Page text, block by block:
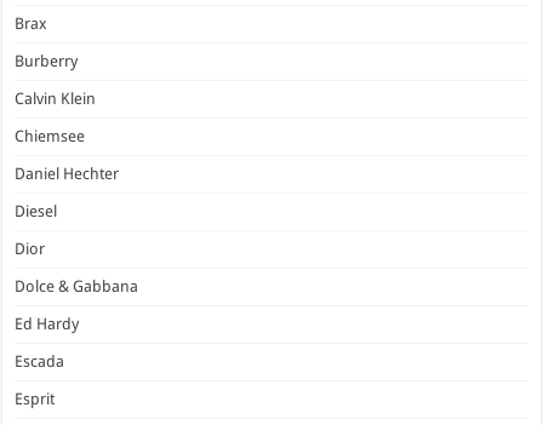
Brax
Burberry
Calvin Klein
Chiemsee
Daniel Hechter
Diesel
Dior
Dolce & Gabbana
Ed Hardy
Escada
Esprit